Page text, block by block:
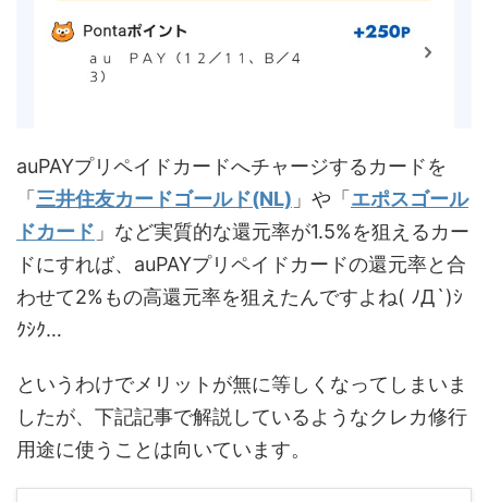
auPAYプリペイドカードへチャージするカードを
「 三井住友カードゴールド(NL) 」や「 エポスゴール
ドカード 」など実質的な還元率が1.5%を狙えるカー
ドにすれば、auPAYプリペイドカードの還元率と合
わせて2%もの高還元率を狙えたんですよね( ﾉД`)ｼ
ｸｼｸ…
というわけでメリットが無に等しくなってしまいま
したが、下記記事で解説しているようなクレカ修行
用途に使うことは向いています。